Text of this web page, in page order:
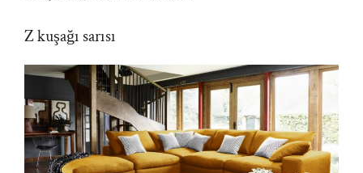
Z kuşağı sarısı